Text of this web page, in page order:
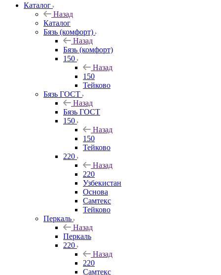
Каталог
Назад
Каталог
Бязь (комфорт)
Назад
Бязь (комфорт)
150
Назад
150
Тейково
Бязь ГОСТ
Назад
Бязь ГОСТ
150
Назад
150
Тейково
220
Назад
220
Узбекистан
Основа
Самтекс
Тейково
Перкаль
Назад
Перкаль
220
Назад
220
Самтекс